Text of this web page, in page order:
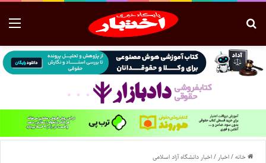
خانه/اخبار /اخبار دانشگاه آزاد اسلامی